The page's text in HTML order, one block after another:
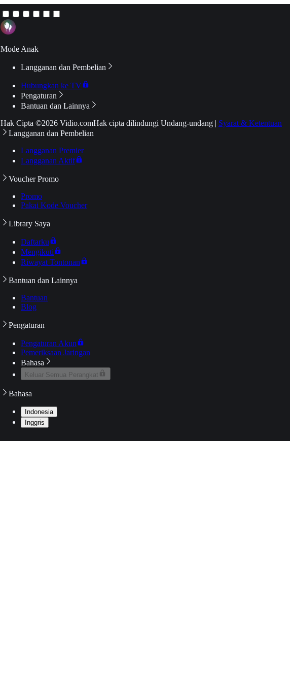
Mode Anak
Langganan dan Pembelian
Hubungkan ke TV
Pengaturan
Bantuan dan Lainnya
Hak Cipta ©2026 Vidio.comHak cipta dilindungi Undang-undang | Syarat & Ketentuan
Langganan dan Pembelian
Langganan Premier
Langganan Aktif
Voucher Promo
Promo
Pakai Kode Voucher
Library Saya
Daftarku
Mengikuti
Riwayat Tontonan
Bantuan dan Lainnya
Bantuan
Blog
Pengaturan
Pengaturan Akun
Pemeriksaan Jaringan
Bahasa
Keluar Semua Perangkat
Bahasa
Indonesia
Inggris